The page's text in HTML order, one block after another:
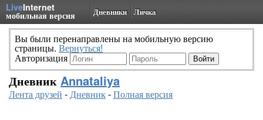
LiveInternet
мобильная версия Дневники Личка
Вы были перенаправлены на мобильную версию
страницы. Вернуться!
Авторизация
Дневник Annataliya
Лента друзей -Дневник-Полная версия